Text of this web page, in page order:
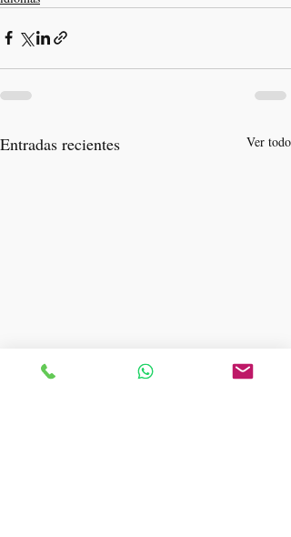
Entradas recientes Ver todo